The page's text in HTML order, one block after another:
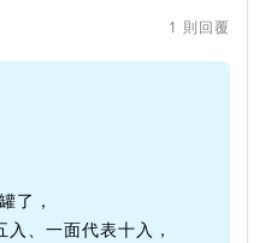
1 則回覆
了，
、一面代表十入，